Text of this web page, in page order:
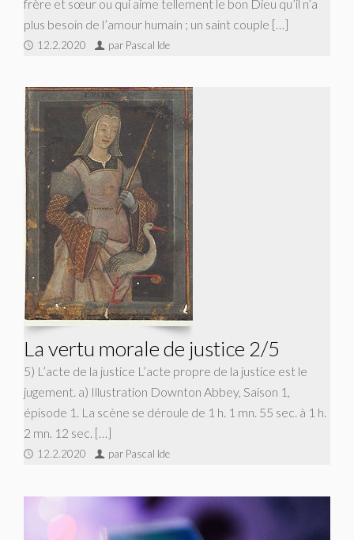
frère et sœur ou qui aime tellement le bon Dieu qu’il n’a
plus besoin de l’amour humain ; un saint couple […]
12.2.2020 par Pascal Ide
La vertu morale de justice 2/5
5) L’acte de la justice L’acte propre de la justice est le
jugement. a) Illustration Downton Abbey, Saison 1,
épisode 1. La scène se déroule de 1 h. 1 mn. 55 sec. à 1 h.
2 mn. 12 sec. […]
12.2.2020 par Pascal Ide